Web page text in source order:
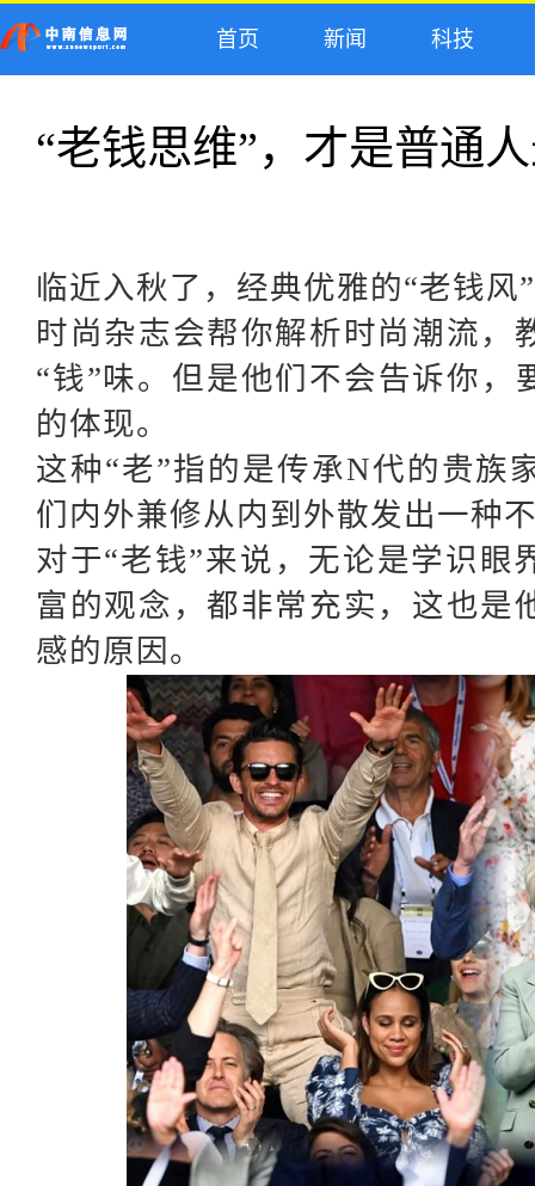
首页 新闻 科技
“老钱思维”，才是普通
临近入秋了，经典优雅的“老钱风
时尚杂志会帮你解析时尚潮流，
“钱”味。但是他们不会告诉你，
的体现。
这种“老”指的是传承N代的贵族
们内外兼修从内到外散发出一种
对于“老钱”来说，无论是学识眼
富的观念，都非常充实，这也是
感的原因。